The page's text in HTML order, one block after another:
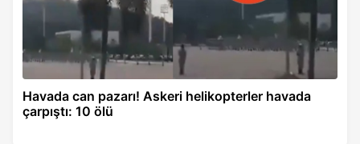
Havada can pazarı! Askeri helikopterler havada
çarpıştı: 10 ölü